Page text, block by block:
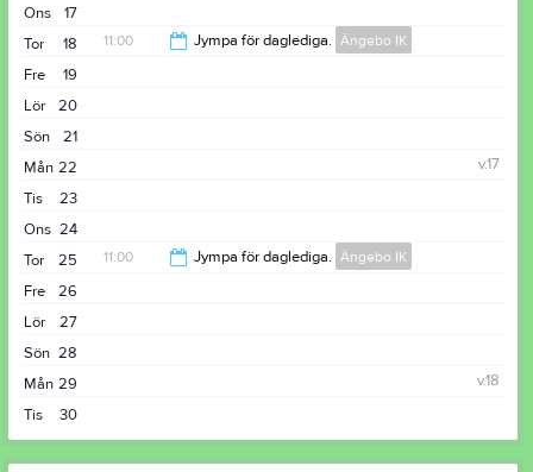
17
Ons
18
Tor 11:00 Jympa för daglediga. Ängebo IK
19
Fre
20
Lör
21
Sön
22
Mån
v.17
23
Tis
24
Ons
25
Tor 11:00 Jympa för daglediga. Ängebo IK
26
Fre
27
Lör
28
Sön
29
Mån
v.18
30
Tis